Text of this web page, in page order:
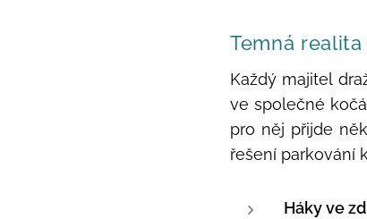
Temná
Každý majitel
ve společné
pro něj přijde
řešení parkování
Háky ve